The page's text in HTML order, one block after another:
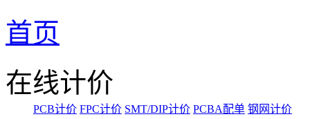
首页
在线计价
PCB计价 FPC计价 SMT/DIP计价 PCBA配单 钢网计价